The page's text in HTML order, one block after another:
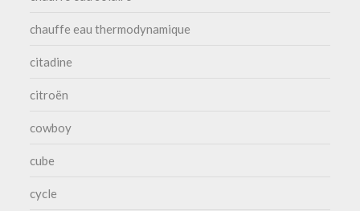
chauffe eau thermodynamique
citadine
citroën
cowboy
cube
cycle